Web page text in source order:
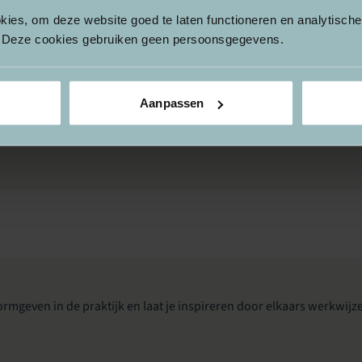
om deze website goed te laten functioneren en
cookies gebruiken geen persoonsgegevens.
Aanpassen
met interactieve werkvormen die uitnodigen tot
in de praktijk en laat je inspireren door elkaars